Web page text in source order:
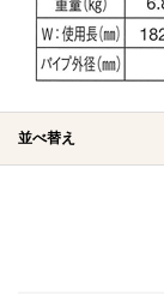
並べ替え